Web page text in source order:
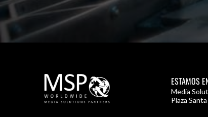
ESTAMOS
Media
Plaza